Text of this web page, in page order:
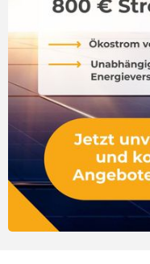
50,2 Hertz:
50,2 Hertz: Wer
50,2 Hertz:
Marktübersicht
Marktübersicht
Marktübersicht
Marktübersicht
Marktübersicht